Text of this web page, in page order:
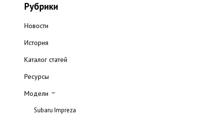
Рубрики
Новости
История
Каталог статей
Ресурсы
Модели
Subaru Impreza